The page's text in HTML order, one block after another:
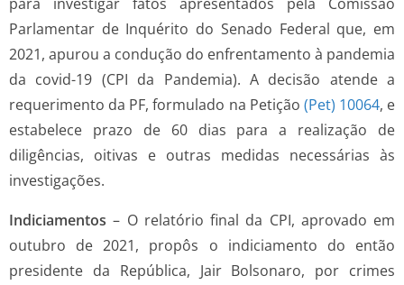
para investigar fatos apresentados pela Comissão
Parlamentar de Inquérito do Senado Federal que, em
2021, apurou a condução do enfrentamento à pandemia
da covid-19 (CPI da Pandemia). A decisão atende a
requerimento da PF, formulado na Petição (Pet) 10064, e
estabelece prazo de 60 dias para a realização de
diligências, oitivas e outras medidas necessárias às
investigações.
Indiciamentos – O relatório final da CPI, aprovado em
outubro de 2021, propôs o indiciamento do então
presidente da República, Jair Bolsonaro, por crimes